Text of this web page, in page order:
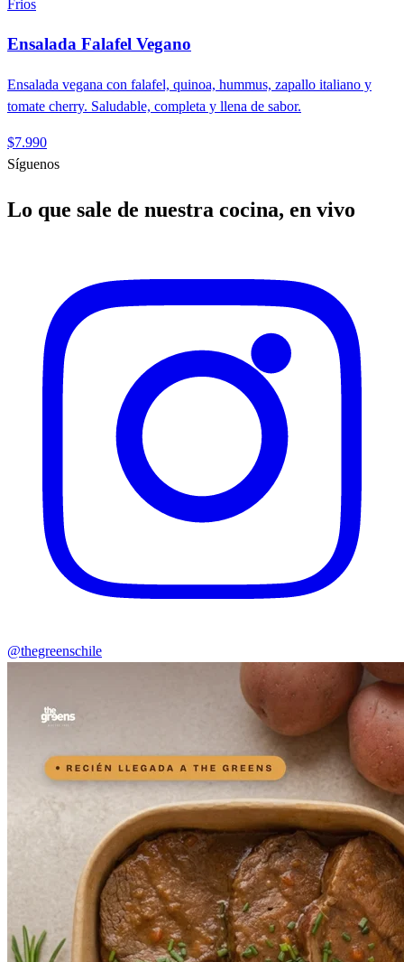
Frios
Ensalada Falafel Vegano
Ensalada vegana con falafel, quinoa, hummus, zapallo italiano y
tomate cherry. Saludable, completa y llena de sabor.
$7.990
Síguenos
Lo que sale de nuestra cocina, en vivo
@thegreenschile